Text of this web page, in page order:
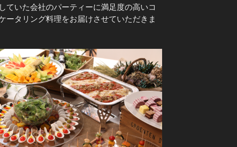
ていた会社のパーティーに満足度の高いコ
ータリング料理をお届けさせていただきま